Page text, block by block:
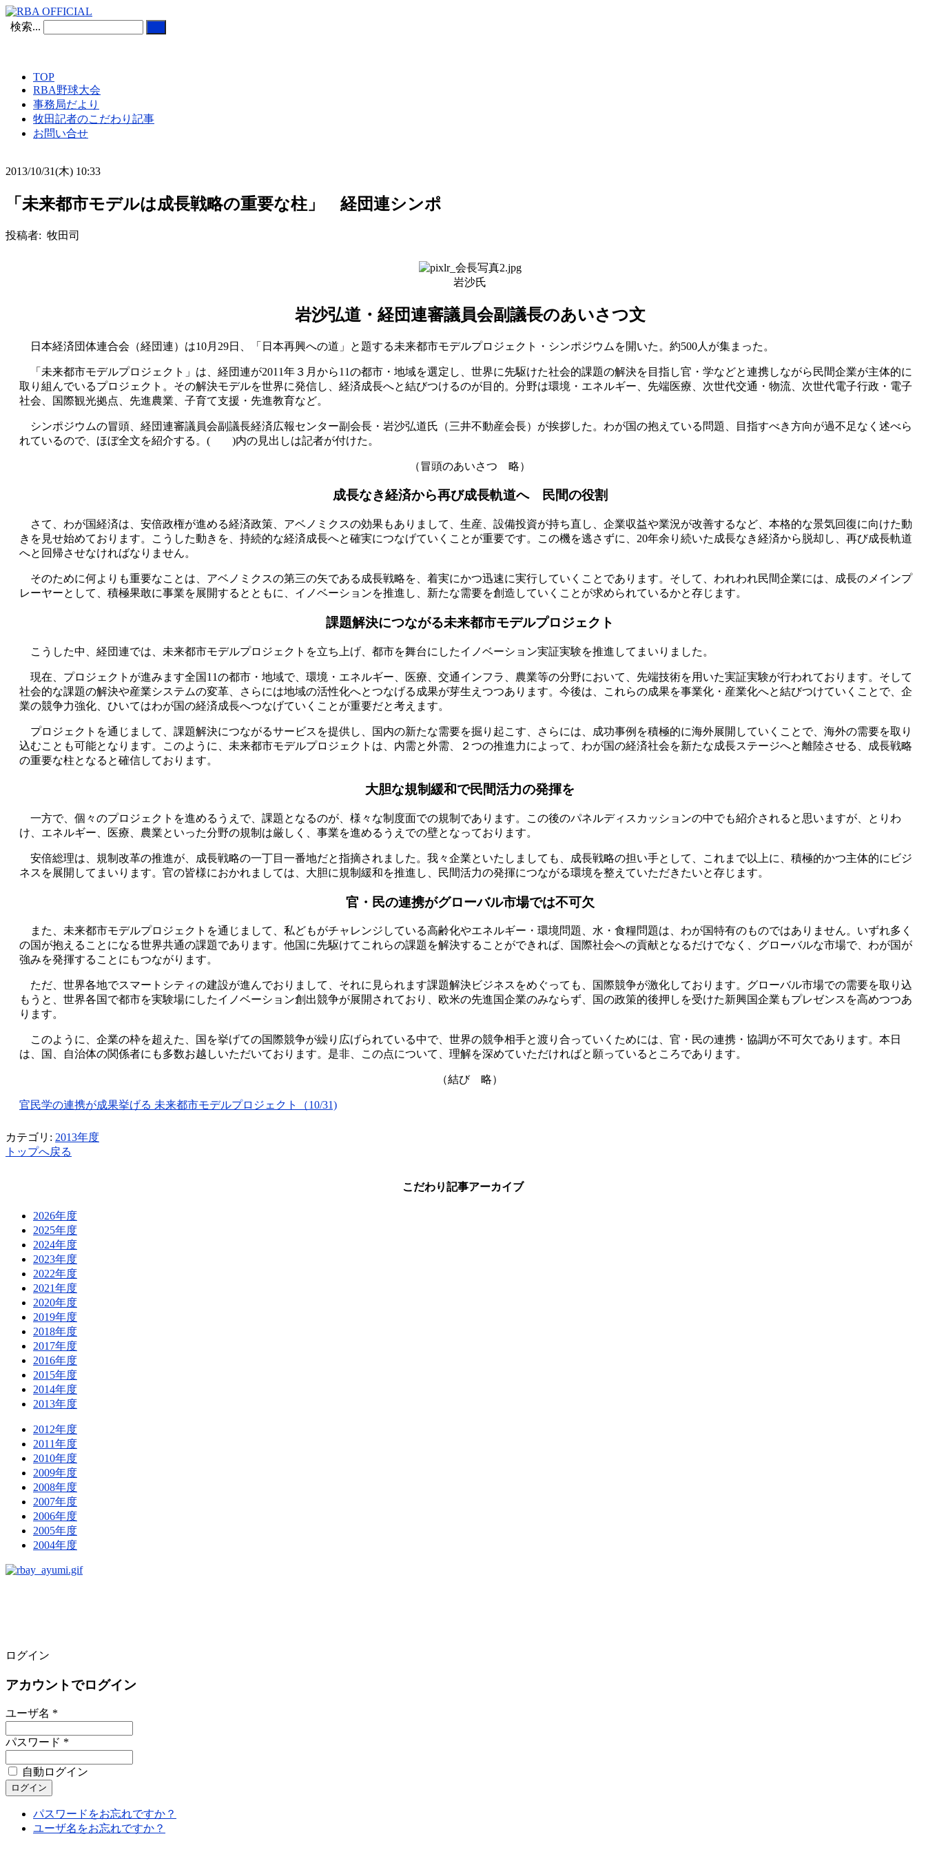
検索...
TOP
RBA野球大会
事務局だより
牧田記者のこだわり記事
お問い合せ
2013/10/31(木) 10:33
「未来都市モデルは成長戦略の重要な柱」 経団連シンポ
投稿者: 牧田司
岩沙氏
岩沙弘道・経団連審議員会副議長のあいさつ文
日本経済団体連合会（経団連）は10月29日、「日本再興への道」と題する未来都市モデルプロジェクト・シンポジウムを開いた。約500人が集まった。
「未来都市モデルプロジェクト」は、経団連が2011年３月から11の都市・地域を選定し、世界に先駆けた社会的課題の解決を目指し官・学などと連携しながら民間企業が主体的に
取り組んでいるプロジェクト。その解決モデルを世界に発信し、経済成長へと結びつけるのが目的。分野は環境・エネルギー、先端医療、次世代交通・物流、次世代電子行政・電子
社会、国際観光拠点、先進農業、子育て支援・先進教育など。
シンポジウムの冒頭、経団連審議員会副議長経済広報センター副会長・岩沙弘道氏（三井不動産会長）が挨拶した。わが国の抱えている問題、目指すべき方向が過不足なく述べら
れているので、ほぼ全文を紹介する。( )内の見出しは記者が付けた。
（冒頭のあいさつ 略）
成長なき経済から再び成長軌道へ 民間の役割
さて、わが国経済は、安倍政権が進める経済政策、アベノミクスの効果もありまして、生産、設備投資が持ち直し、企業収益や業況が改善するなど、本格的な景気回復に向けた動
きを見せ始めております。こうした動きを、持続的な経済成長へと確実につなげていくことが重要です。この機を逃さずに、20年余り続いた成長なき経済から脱却し、再び成長軌道
へと回帰させなければなりません。
そのために何よりも重要なことは、アベノミクスの第三の矢である成長戦略を、着実にかつ迅速に実行していくことであります。そして、われわれ民間企業には、成長のメインプ
レーヤーとして、積極果敢に事業を展開するとともに、イノベーションを推進し、新たな需要を創造していくことが求められているかと存じます。
課題解決につながる未来都市モデルプロジェクト
こうした中、経団連では、未来都市モデルプロジェクトを立ち上げ、都市を舞台にしたイノベーション実証実験を推進してまいりました。
現在、プロジェクトが進みます全国11の都市・地域で、環境・エネルギー、医療、交通インフラ、農業等の分野において、先端技術を用いた実証実験が行われております。そして
社会的な課題の解決や産業システムの変革、さらには地域の活性化へとつなげる成果が芽生えつつあります。今後は、これらの成果を事業化・産業化へと結びつけていくことで、企
業の競争力強化、ひいてはわが国の経済成長へつなげていくことが重要だと考えます。
プロジェクトを通じまして、課題解決につながるサービスを提供し、国内の新たな需要を掘り起こす、さらには、成功事例を積極的に海外展開していくことで、海外の需要を取り
込むことも可能となります。このように、未来都市モデルプロジェクトは、内需と外需、２つの推進力によって、わが国の経済社会を新たな成長ステージへと離陸させる、成長戦略
の重要な柱となると確信しております。
大胆な規制緩和で民間活力の発揮を
一方で、個々のプロジェクトを進めるうえで、課題となるのが、様々な制度面での規制であります。この後のパネルディスカッションの中でも紹介されると思いますが、とりわ
け、エネルギー、医療、農業といった分野の規制は厳しく、事業を進めるうえでの壁となっております。
安倍総理は、規制改革の推進が、成長戦略の一丁目一番地だと指摘されました。我々企業といたしましても、成長戦略の担い手として、これまで以上に、積極的かつ主体的にビジ
ネスを展開してまいります。官の皆様におかれましては、大胆に規制緩和を推進し、民間活力の発揮につながる環境を整えていただきたいと存じます。
官・民の連携がグローバル市場では不可欠
また、未来都市モデルプロジェクトを通じまして、私どもがチャレンジしている高齢化やエネルギー・環境問題、水・食糧問題は、わが国特有のものではありません。いずれ多く
の国が抱えることになる世界共通の課題であります。他国に先駆けてこれらの課題を解決することができれば、国際社会への貢献となるだけでなく、グローバルな市場で、わが国が
強みを発揮することにもつながります。
ただ、世界各地でスマートシティの建設が進んでおりまして、それに見られます課題解決ビジネスをめぐっても、国際競争が激化しております。グローバル市場での需要を取り込
もうと、世界各国で都市を実験場にしたイノベーション創出競争が展開されており、欧米の先進国企業のみならず、国の政策的後押しを受けた新興国企業もプレゼンスを高めつつあ
ります。
このように、企業の枠を超えた、国を挙げての国際競争が繰り広げられている中で、世界の競争相手と渡り合っていくためには、官・民の連携・協調が不可欠であります。本日
は、国、自治体の関係者にも多数お越しいただいております。是非、この点について、理解を深めていただければと願っているところであります。
（結び 略）
官民学の連携が成果挙げる 未来都市モデルプロジェクト（10/31)
カテゴリ: 2013年度
トップへ戻る
こだわり記事アーカイブ
2026年度
2025年度
2024年度
2023年度
2022年度
2021年度
2020年度
2019年度
2018年度
2017年度
2016年度
2015年度
2014年度
2013年度
2012年度
2011年度
2010年度
2009年度
2008年度
2007年度
2006年度
2005年度
2004年度
ログイン
アカウントでログイン
ユーザ名 *
パスワード *
自動ログイン
パスワードをお忘れですか？
ユーザ名をお忘れですか？